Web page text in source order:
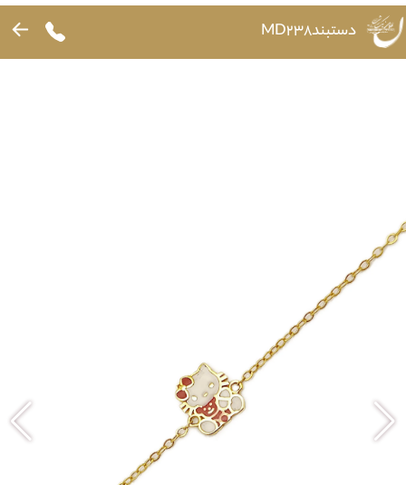
دستبندMD238